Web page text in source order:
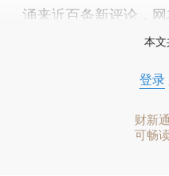
涌来近百条新评论，网
本文
登录
财新
可畅